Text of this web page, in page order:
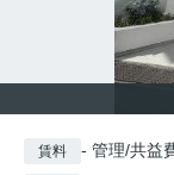
賃料 - 管理/共益